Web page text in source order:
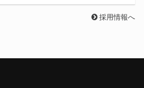
採用情報へ